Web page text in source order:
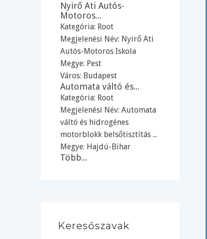
Nyirő Ati Autós-
Motoros...
Kategória: Root
Megjelenési Név: Nyirő Ati
Autós-Motoros Iskola
Megye: Pest
Város: Budapest
Automata váltó és...
Kategória: Root
Megjelenési Név: Automata
váltó és hidrogénes
motorblokk belsőtisztítás ...
Megye: Hajdú-Bihar
Több...
Keresőszavak